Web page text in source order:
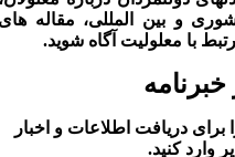
و بین المللی، مقاله های
با معلولیت آگاه شوید.
دريافت اطلاعات و اخبار
وارد كنيد.